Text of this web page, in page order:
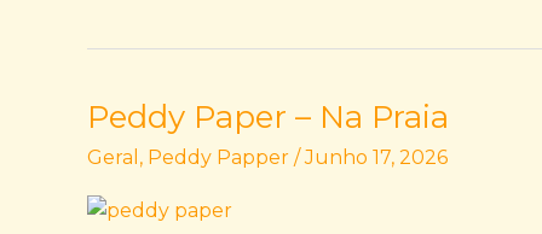
Peddy Paper – Na Praia
Geral , Peddy Papper /Junho 17, 2026
Peddy
Paper
Na